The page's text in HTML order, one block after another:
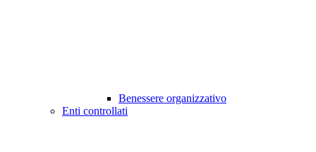
Benessere organizzativo
Enti controllati